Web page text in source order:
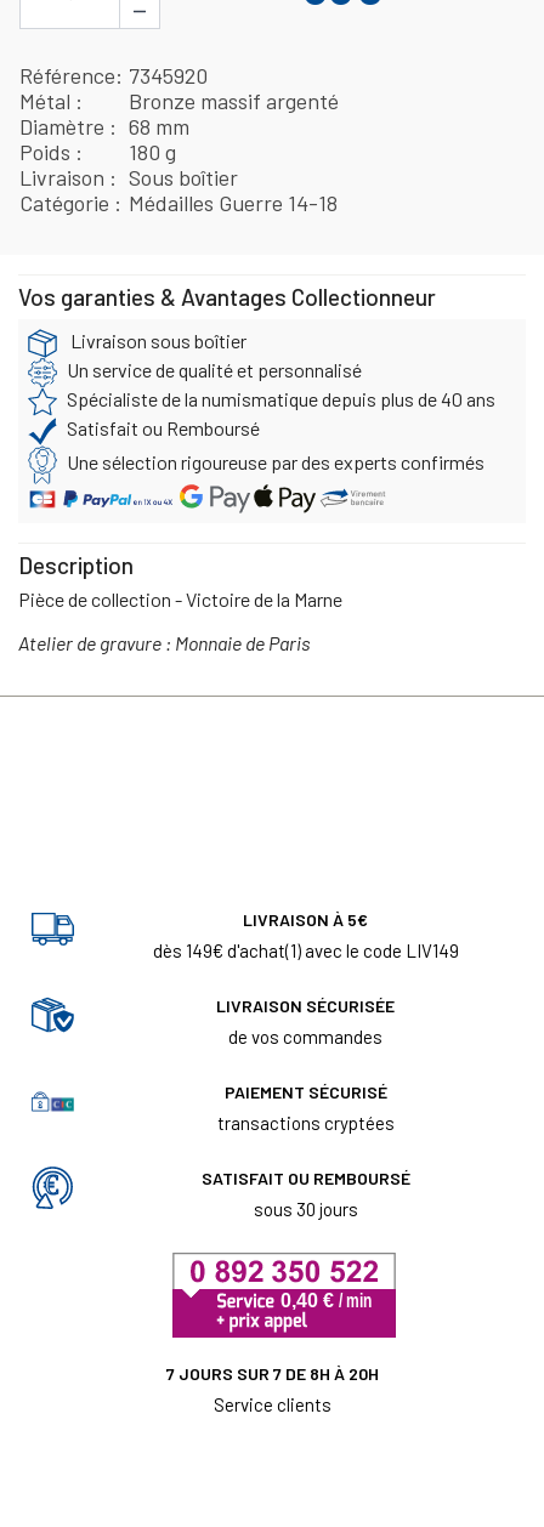
−
Référence 7345920
Métal
Bronze massif argenté
Diamètre
68 mm
Poids
180 g
Livraison
Sous boîtier
Catégorie
Médailles Guerre 14-18
Vos garanties & Avantages Collectionneur
Livraison sous boîtier
Un service de qualité et personnalisé
Spécialiste de la numismatique depuis plus de 40 ans
Satisfait ou Remboursé
Une sélection rigoureuse par des experts confirmés
Description
Pièce de collection - Victoire de la Marne
Atelier de gravure : Monnaie de Paris
LIVRAISON À 5€
dès 149€ d'achat(1) avec le code LIV149
LIVRAISON SÉCURISÉE
de vos commandes
PAIEMENT SÉCURISÉ
transactions cryptées
SATISFAIT OU REMBOURSÉ
sous 30 jours
7 JOURS SUR 7 DE 8H À 20H
Service clients